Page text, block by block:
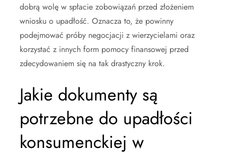
dobrą wolę w spłacie zobowiązań przed złożeniem
wniosku o upadłość. Oznacza to, że powinny
podejmować próby negocjacji z wierzycielami oraz
korzystać z innych form pomocy finansowej przed
zdecydowaniem się na tak drastyczny krok.
Jakie dokumenty są
potrzebne do upadłości
konsumenckiej w